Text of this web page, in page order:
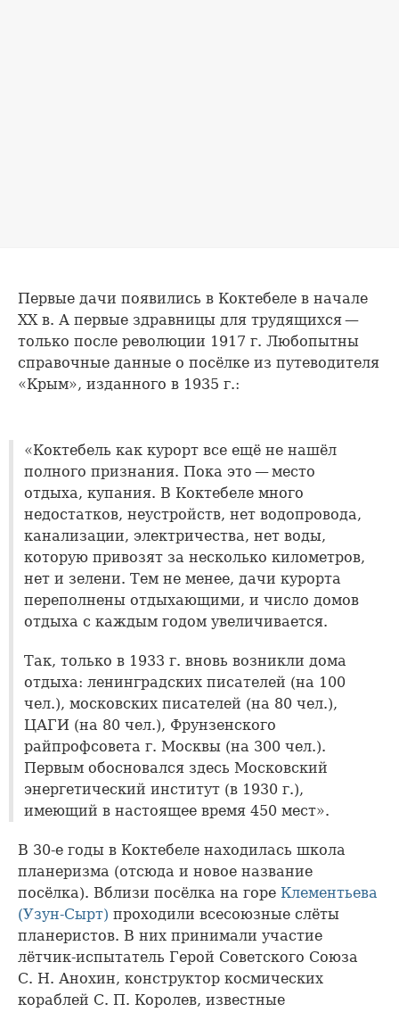
Первые дачи появились в Коктебеле в начале
XX в. А первые здравницы для трудящихся —
только после революции 1917 г. Любопытны
справочные данные о посёлке из путеводителя
«Крым», изданного в 1935 г.:
«Коктебель как курорт все ещё не нашёл
полного признания. Пока это — место
отдыха, купания. В Коктебеле много
недостатков, неустройств, нет водопровода,
канализации, электричества, нет воды,
которую привозят за несколько километров,
нет и зелени. Тем не менее, дачи курорта
переполнены отдыхающими, и число домов
отдыха с каждым годом увеличивается.
Так, только в 1933 г. вновь возникли дома
отдыха: ленинградских писателей (на 100
чел.), московских писателей (на 80 чел.),
ЦАГИ (на 80 чел.), Фрунзенского
райпрофсовета г. Москвы (на 300 чел.).
Первым обосновался здесь Московский
энергетический институт (в 1930 г.),
имеющий в настоящее время 450 мест».
В 30-е годы в Коктебеле находилась школа
планеризма (отсюда и новое название
посёлка). Вблизи посёлка на горе Клементьева
(Узун-Сырт) проходили всесоюзные слёты
планеристов. В них принимали участие
лётчик-испытатель Герой Советского Союза
С. Н. Анохин, конструктор космических
кораблей С. П. Королев, известные